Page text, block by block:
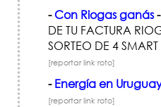
-Con Riogas ganás-
DE TU FACTURA
SORTEO DE 4
[reportar link roto]
- Energía en
[reportar link roto]